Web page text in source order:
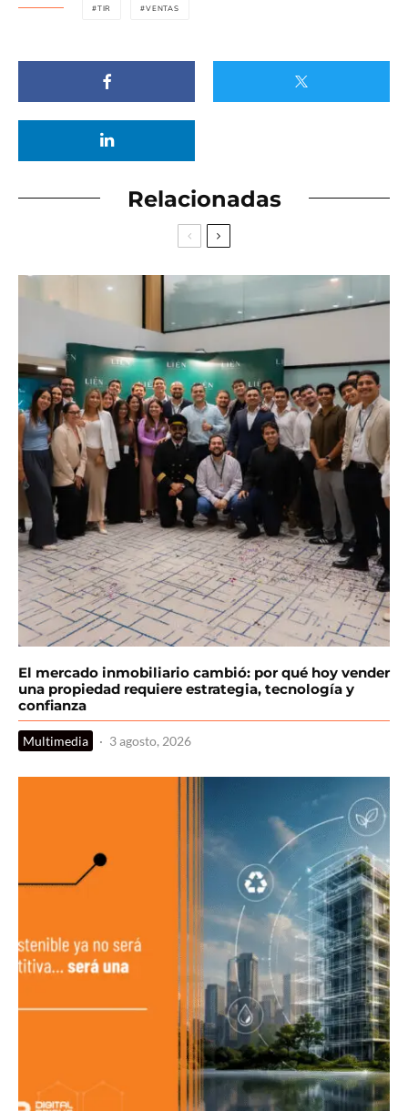
TIR VENTAS
Relacionadas
El mercado inmobiliario cambió: por qué hoy vender
una propiedad requiere estrategia, tecnología y
confianza
Multimedia · 3 agosto, 2026